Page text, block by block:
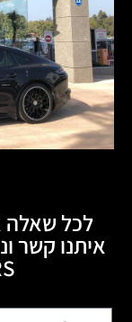
לכל שאלה
איתנו קשר